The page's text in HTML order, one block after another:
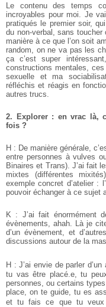
Le contenu des temps
incroyables pour moi. Je
pratiqués le premier soir,
du non-verbal, sans
manière à ce que l’on soit
random, on ne va pas les
ça c’est super
constructions mentales,
sexuelle et ma
réfléchis et réagis en
autres trucs.
2. Explorer : en vrac là,
fois ?
H : De manière générale,
entre personnes à vulves
Binaires et Trans). J’ai fait
mixtes (différentes
exemple concret d’atelier :
pouvoir échanger à ce sujet
K : J’ai fait énormément
évènements, ahah. Là je
d’un évènement, et
discussions autour de la
H : J’ai envie de parler
tu vas être placé.e, tu
personnes, ou certains
place, on te guide, tu es
et tu fais ce que tu veux